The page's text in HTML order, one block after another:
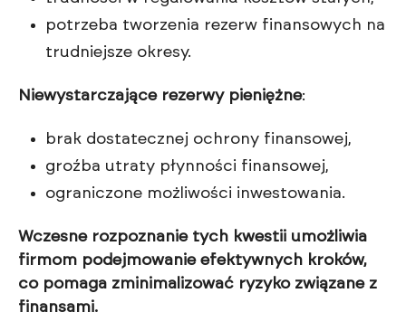
potrzeba tworzenia rezerw finansowych na
trudniejsze okresy.
Niewystarczające rezerwy pieniężne:
brak dostatecznej ochrony finansowej,
groźba utraty płynności finansowej,
ograniczone możliwości inwestowania.
Wczesne rozpoznanie tych kwestii umożliwia
firmom podejmowanie efektywnych kroków,
co pomaga zminimalizować ryzyko związane z
finansami.